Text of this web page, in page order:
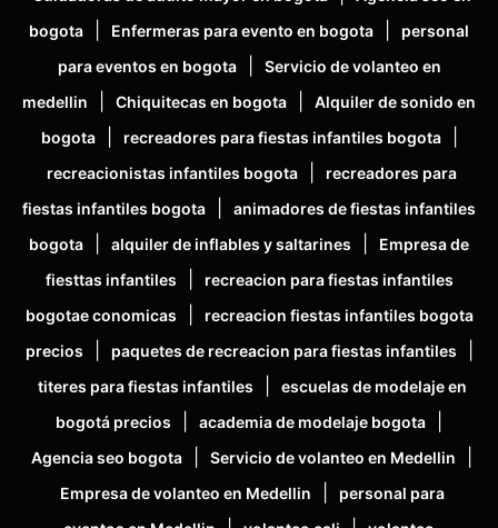
bogota
Enfermeras para evento en bogota
personal
para eventos en bogota
Servicio de volanteo en
medellin
Chiquitecas en bogota
Alquiler de sonido en
bogota
recreadores para fiestas infantiles bogota
recreacionistas infantiles bogota
recreadores para
fiestas infantiles bogota
animadores de fiestas infantiles
bogota
alquiler de inflables y saltarines
Empresa de
fiesttas infantiles
recreacion para fiestas infantiles
bogotae conomicas
recreacion fiestas infantiles bogota
precios
paquetes de recreacion para fiestas infantiles
titeres para fiestas infantiles
escuelas de modelaje en
bogotá precios
academia de modelaje bogota
Agencia seo bogota Servicio de volanteo en Medellin
Empresa de volanteo en Medellin
personal para